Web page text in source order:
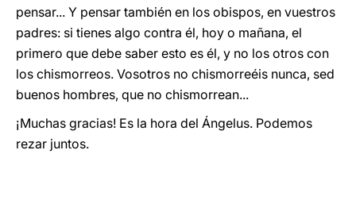
pensar... Y pensar también en los obispos, en vuestros
padres: si tienes algo contra él, hoy o mañana, el
primero que debe saber esto es él, y no los otros con
los chismorreos. Vosotros no chismorreéis nunca, sed
buenos hombres, que no chismorrean...
¡Muchas gracias! Es la hora del Ángelus. Podemos
rezar juntos.